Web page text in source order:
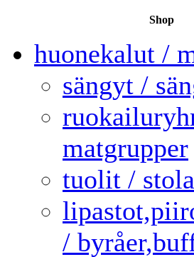
Shop
huonekalut /
sängyt /
matgrupper
tuolit /
/